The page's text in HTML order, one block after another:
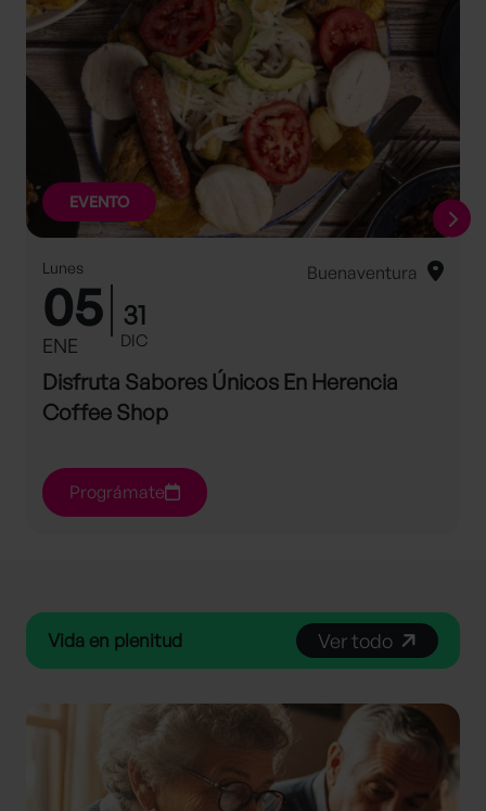
EVENTO
Lunes
05
ENE
31
DIC
Buenaventura
Disfruta Sabores Únicos En Herencia
Coffee Shop
Prográmate
Vida en plenitud Ver todo